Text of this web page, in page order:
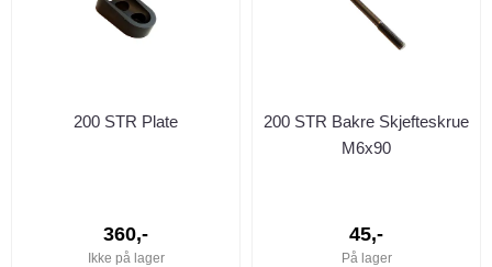
200 STR Plate
360,-
Ikke på lager
200 STR Bakre Skjefteskrue
M6x90
45,-
På lager